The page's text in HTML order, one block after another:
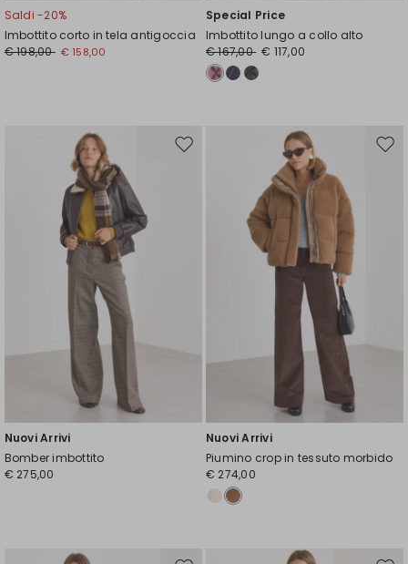
Saldi -20%
Imbottito corto in tela antigoccia
€ 198,00 € 158,00
Special Price
Imbottito lungo a collo alto
€ 167,00 € 117,00
Sposta
Nuovi Arrivi
Bomber imbottito
€ 275,00
Nuovi Arrivi
Piumino crop in tessuto morbido
€ 274,00